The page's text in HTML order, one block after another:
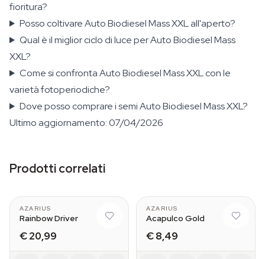
fioritura?
Posso coltivare Auto Biodiesel Mass XXL all'aperto?
Qual è il miglior ciclo di luce per Auto Biodiesel Mass
XXL?
Come si confronta Auto Biodiesel Mass XXL con le
varietà fotoperiodiche?
Dove posso comprare i semi Auto Biodiesel Mass XXL?
Ultimo aggiornamento: 07/04/2026
Prodotti correlati
AZARIUS
Rainbow Driver
€ 20,99
AZARIUS
Acapulco Gold
€ 8,49